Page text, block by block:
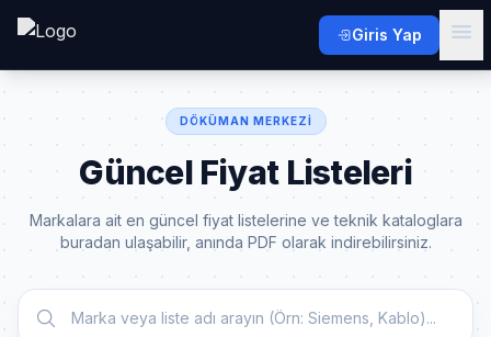
Giris Yap
DÖKÜMAN MERKEZI
Güncel Fiyat Listeleri
Markalara ait en güncel fiyat listelerine ve teknik kataloglara
buradan ulaşabilir, anında PDF olarak indirebilirsiniz.